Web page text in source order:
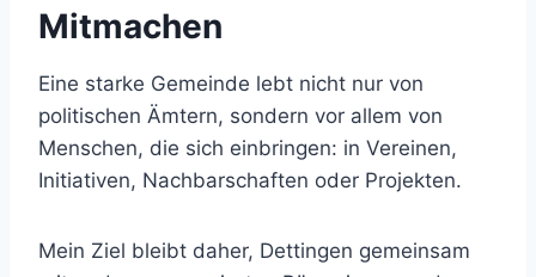
Mitmachen
Eine starke Gemeinde lebt nicht nur von
politischen Ämtern, sondern vor allem von
Menschen, die sich einbringen: in Vereinen,
Initiativen, Nachbarschaften oder Projekten.
Mein Ziel bleibt daher, Dettingen gemeinsam